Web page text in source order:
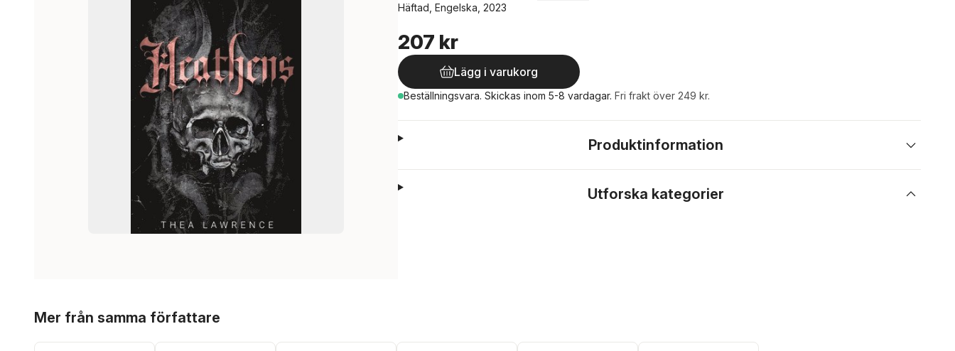
Häftad, Engelska, 2023
207 kr
Lägg i varukorg
Beställningsvara. Skickas inom 5-8 vardagar. Fri frakt över 249 kr.
Produktinformation
Utforska kategorier
Mer från samma författare